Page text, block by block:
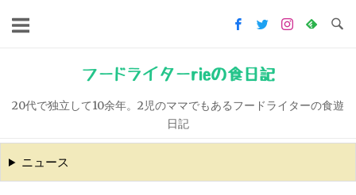
キ
ッ
フードライターrieの食日記
20代で独立して10余年。2児のママでもあるフードライターの食遊
日記
ニュース